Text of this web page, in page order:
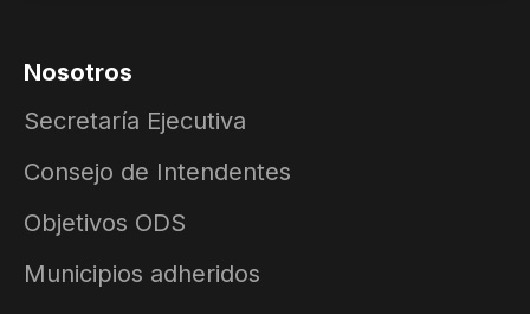
Nosotros
Secretaría Ejecutiva
Consejo de Intendentes
Objetivos ODS
Municipios adheridos